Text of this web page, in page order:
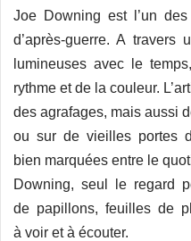
Joe Downing est l’un
d’après-guerre. A
lumineuses avec le
rythme et de la couleur.
des agrafages, mais aussi
ou sur de vieilles portes
bien marquées entre le
Downing, seul le regard
de papillons, feuilles de
à voir et à écouter.